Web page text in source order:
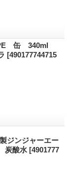
缶 340ml
[490177744715
ジンジャーエー
炭酸水 [4901777